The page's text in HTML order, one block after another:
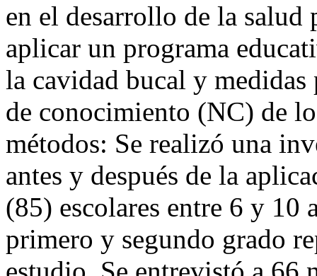
en el desarrollo de la
aplicar un programa
la cavidad bucal y
de conocimiento (NC) de
métodos: Se realizó una
antes y después de la
(85) escolares entre 6 y 10
primero y segundo grado